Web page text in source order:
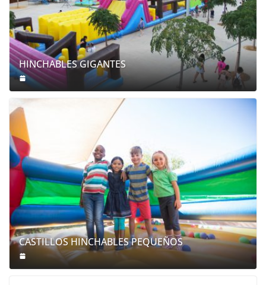
HINCHABLES GIGANTES
CASTILLOS HINCHABLES PEQUEÑOS